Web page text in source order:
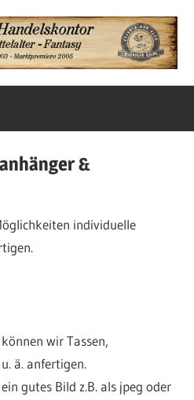
McOnis
Startseite
&
individuelle
wir Tassen,
ä. anfertigen.
gutes Bild z.B. als jpeg oder